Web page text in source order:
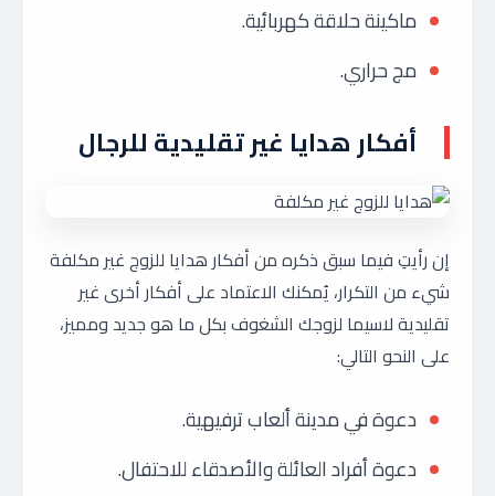
ماكينة حلاقة كهربائية.
مج حراري.
أفكار هدايا غير تقليدية للرجال
إن رأيتِ فيما سبق ذكره من أفكار هدايا للزوج غير مكلفة
شيء من التكرار، يُمكنك الاعتماد على أفكار أخرى غير
تقليدية لاسيما لزوجك الشغوف بكل ما هو جديد ومميز،
على النحو التالي:
دعوة في مدينة ألعاب ترفيهية.
دعوة أفراد العائلة والأصدقاء للاحتفال.